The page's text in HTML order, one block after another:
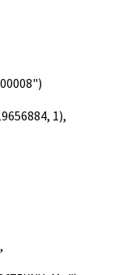
)
, 1),
,